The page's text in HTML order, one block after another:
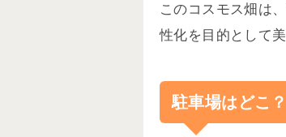
このコスモス畑は
性化を目的として
駐車場はどこ？